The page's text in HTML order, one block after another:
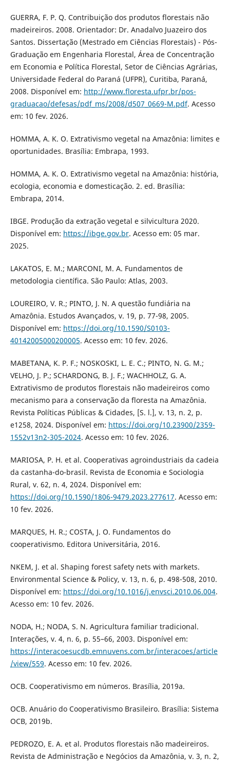
GUERRA, F. P. Q. Contribuição dos produtos florestais não
madeireiros. 2008. Orientador: Dr. Anadalvo Juazeiro dos
Santos. Dissertação (Mestrado em Ciências Florestais) - Pós-
Graduação em Engenharia Florestal, Área de Concentração
em Economia e Política Florestal, Setor de Ciências Agrárias,
Universidade Federal do Paraná (UFPR), Curitiba, Paraná,
2008. Disponível em: http://www.floresta.ufpr.br/pos-
graduacao/defesas/pdf_ms/2008/d507_0669-M.pdf. Acesso
em: 10 fev. 2026.
HOMMA, A. K. O. Extrativismo vegetal na Amazônia: limites e
oportunidades. Brasília: Embrapa, 1993.
HOMMA, A. K. O. Extrativismo vegetal na Amazônia: história,
ecologia, economia e domesticação. 2. ed. Brasília:
Embrapa, 2014.
IBGE. Produção da extração vegetal e silvicultura 2020.
Disponível em: https://ibge.gov.br. Acesso em: 05 mar.
2025.
LAKATOS, E. M.; MARCONI, M. A. Fundamentos de
metodologia científica. São Paulo: Atlas, 2003.
LOUREIRO, V. R.; PINTO, J. N. A questão fundiária na
Amazônia. Estudos Avançados, v. 19, p. 77-98, 2005.
Disponível em: https://doi.org/10.1590/S0103-
40142005000200005. Acesso em: 10 fev. 2026.
MABETANA, K. P. F.; NOSKOSKI, L. E. C.; PINTO, N. G. M.;
VELHO, J. P.; SCHARDONG, B. J. F.; WACHHOLZ, G. A.
Extrativismo de produtos florestais não madeireiros como
mecanismo para a conservação da floresta na Amazônia.
Revista Políticas Públicas & Cidades, [S. l.], v. 13, n. 2, p.
e1258, 2024. Disponível em: https://doi.org/10.23900/2359-
1552v13n2-305-2024. Acesso em: 10 fev. 2026.
MARIOSA, P. H. et al. Cooperativas agroindustriais da cadeia
da castanha-do-brasil. Revista de Economia e Sociologia
Rural, v. 62, n. 4, 2024. Disponível em:
https://doi.org/10.1590/1806-9479.2023.277617. Acesso em:
10 fev. 2026.
MARQUES, H. R.; COSTA, J. O. Fundamentos do
cooperativismo. Editora Universitária, 2016.
NKEM, J. et al. Shaping forest safety nets with markets.
Environmental Science & Policy, v. 13, n. 6, p. 498-508, 2010.
Disponível em: https://doi.org/10.1016/j.envsci.2010.06.004.
Acesso em: 10 fev. 2026.
NODA, H.; NODA, S. N. Agricultura familiar tradicional.
Interações, v. 4, n. 6, p. 55–66, 2003. Disponível em:
https://interacoesucdb.emnuvens.com.br/interacoes/article
/view/559. Acesso em: 10 fev. 2026.
OCB. Cooperativismo em números. Brasília, 2019a.
OCB. Anuário do Cooperativismo Brasileiro. Brasília: Sistema
OCB, 2019b.
PEDROZO, E. A. et al. Produtos florestais não madeireiros.
Revista de Administração e Negócios da Amazônia, v. 3, n. 2,